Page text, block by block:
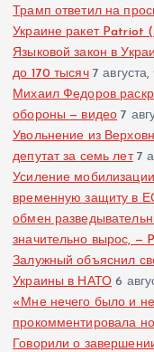
Трамп ответил на
Украине ракет Patriot
Языковой закон в
до 170 тысяч 7
Михаил Федоров
обороны — видео 7
Увольнение из
депутат за семь лет 7
Усиление
временную защиту в
обмен
значительно вырос, —
Залужный объяснил
Украины в НАТО 6
«Мне нечего было и
прокомментировала
Говорили о